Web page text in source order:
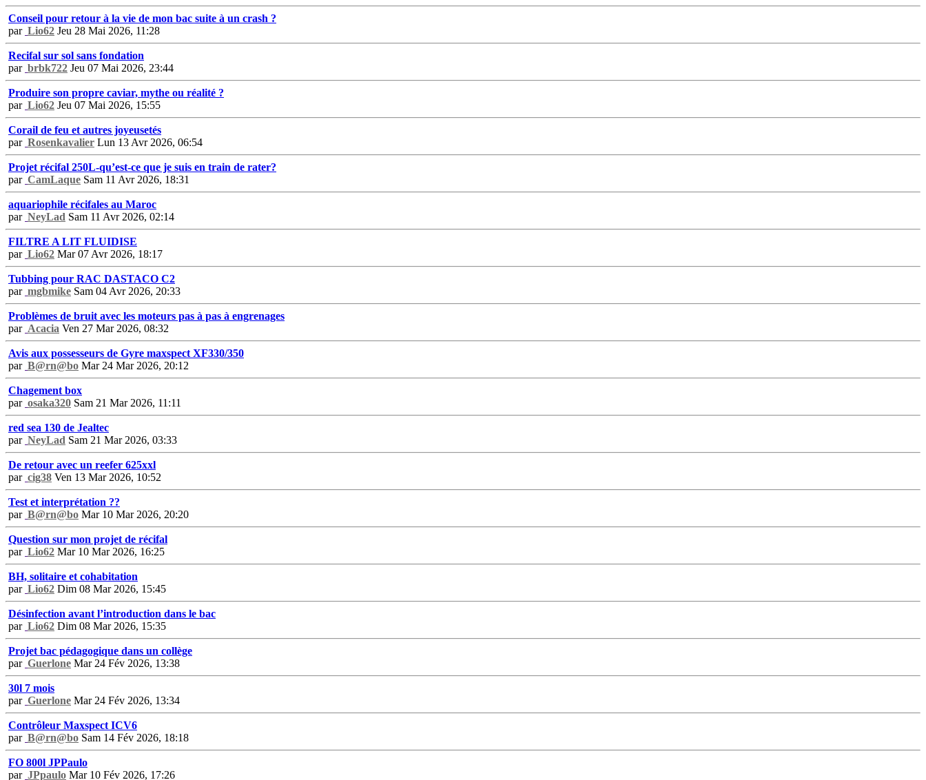
Conseil pour retour à la vie de mon bac suite à un crash ?
par Lio62 Jeu 28 Mai 2026, 11:28
Recifal sur sol sans fondation
par brbk722 Jeu 07 Mai 2026, 23:44
Produire son propre caviar, mythe ou réalité ?
par Lio62 Jeu 07 Mai 2026, 15:55
Corail de feu et autres joyeusetés
par Rosenkavalier Lun 13 Avr 2026, 06:54
Projet récifal 250L-qu’est-ce que je suis en train de rater?
par CamLaque Sam 11 Avr 2026, 18:31
aquariophile récifales au Maroc
par NeyLad Sam 11 Avr 2026, 02:14
FILTRE A LIT FLUIDISE
par Lio62 Mar 07 Avr 2026, 18:17
Tubbing pour RAC DASTACO C2
par mgbmike Sam 04 Avr 2026, 20:33
Problèmes de bruit avec les moteurs pas à pas à engrenages
par Acacia Ven 27 Mar 2026, 08:32
Avis aux possesseurs de Gyre maxspect XF330/350
par B@rn@bo Mar 24 Mar 2026, 20:12
Chagement box
par osaka320 Sam 21 Mar 2026, 11:11
red sea 130 de Jealtec
par NeyLad Sam 21 Mar 2026, 03:33
De retour avec un reefer 625xxl
par cig38 Ven 13 Mar 2026, 10:52
Test et interprétation ??
par B@rn@bo Mar 10 Mar 2026, 20:20
Question sur mon projet de récifal
par Lio62 Mar 10 Mar 2026, 16:25
BH, solitaire et cohabitation
par Lio62 Dim 08 Mar 2026, 15:45
Désinfection avant l’introduction dans le bac
par Lio62 Dim 08 Mar 2026, 15:35
Projet bac pédagogique dans un collège
par Guerlone Mar 24 Fév 2026, 13:38
30l 7 mois
par Guerlone Mar 24 Fév 2026, 13:34
Contrôleur Maxspect ICV6
par B@rn@bo Sam 14 Fév 2026, 18:18
FO 800l JPPaulo
par JPpaulo Mar 10 Fév 2026, 17:26